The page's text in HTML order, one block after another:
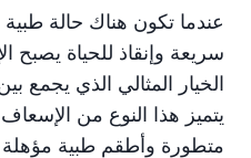
عندما تكون هناك حالة
سريعة وإنقاذ للحياة يصبح
الخيار المثالي الذي يجمع
يتميز هذا النوع من
متطورة وأطقم طبية